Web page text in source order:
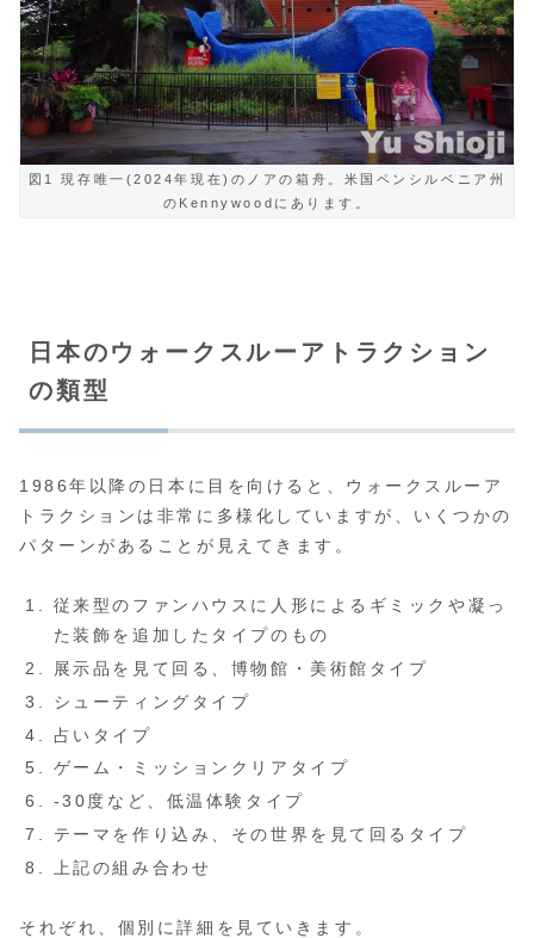
図1 現存唯一(2024年現在)のノアの箱舟。米国ペンシルベニア州
のKennywoodにあります。
日本のウォークスルーアトラクション
の類型
1986年以降の日本に目を向けると、ウォークスルーア
トラクションは非常に多様化していますが、いくつかの
パターンがあることが見えてきます。
従来型のファンハウスに人形によるギミックや凝っ
た装飾を追加したタイプのもの
展示品を見て回る、博物館・美術館タイプ
シューティングタイプ
占いタイプ
ゲーム・ミッションクリアタイプ
‐30度など、低温体験タイプ
テーマを作り込み、その世界を見て回るタイプ
上記の組み合わせ
それぞれ、個別に詳細を見ていきます。